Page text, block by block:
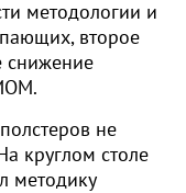
методологии и
второе
снижение
не
круглом столе
методику